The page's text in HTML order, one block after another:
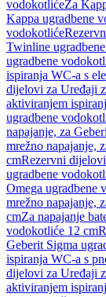
vodokotlićeZa
Kappa ugradbene
vodokotliće
Twinline
ugradbene
ispiranja WC-a s
dijelovi za Uređaji
aktiviranjem
ugradbene
napajanje, za
mrežno napajanje,
cmRezervni
ugradbene
Omega ugradbene
mrežno napajanje,
cmZa napajanje
vodokotliće 12 cm
Geberit Sigma
ispiranja WC-a s
dijelovi za Uređaji
aktiviranjem